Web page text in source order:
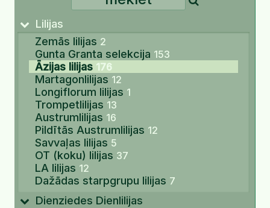
Lilijas
Zemās lilijas 2
Gunta Granta selekcija 153
Āzijas lilijas 176
Martagonlilijas 12
Longiflorum lilijas 1
Trompetlilijas 13
Austrumlilijas 16
Pildītās Austrumlilijas 12
Savvaļas lilijas 5
OT (koku) lilijas 37
LA lilijas 12
Dažādas starpgrupu lilijas 7
Dienziedes Dienlilijas